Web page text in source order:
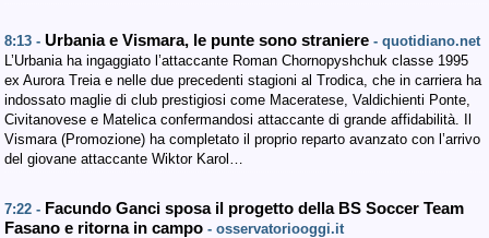
8:13 - Urbania e Vismara, le punte sono straniere - quotidiano.net
L’Urbania ha ingaggiato l’attaccante Roman Chornopyshchuk classe 1995
ex Aurora Treia e nelle due precedenti stagioni al Trodica, che in carriera ha
indossato maglie di club prestigiosi come Maceratese, Valdichienti Ponte,
Civitanovese e Matelica confermandosi attaccante di grande affidabilità. Il
Vismara (Promozione) ha completato il proprio reparto avanzato con l’arrivo
del giovane attaccante Wiktor Karol…
7:22 - Facundo Ganci sposa il progetto della BS Soccer Team
Fasano e ritorna in campo - osservatoriooggi.it